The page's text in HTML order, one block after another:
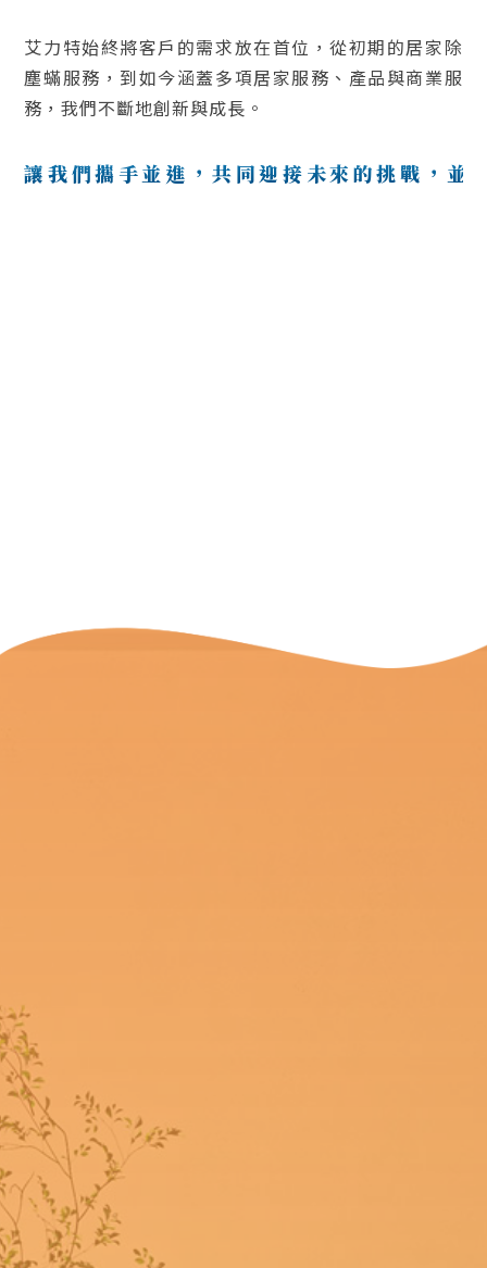
艾力特始終將客戶的需求放在首位，從初期的居家除
塵蟎服務，到如今涵蓋多項居家服務、產品與商業服
務，我們不斷地創新與成長。
讓我們攜手並進，共同迎接未來的挑戰， 並